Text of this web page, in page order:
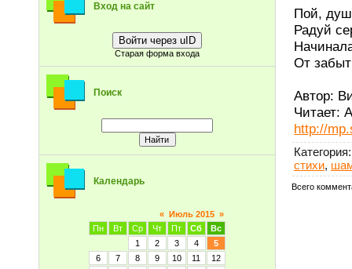
Вход на сайт
Войти через uID
Старая форма входа
Поиск
Календарь
« Июль 2015 »
Пн
Вт Ср Чт Пт Сб
Вс
1
2 3 4
5
6
7 8 9 10 11
12
Пой,
Радуй
От
Автор:
Читает:
http://
Категория:
стихи,
Всего